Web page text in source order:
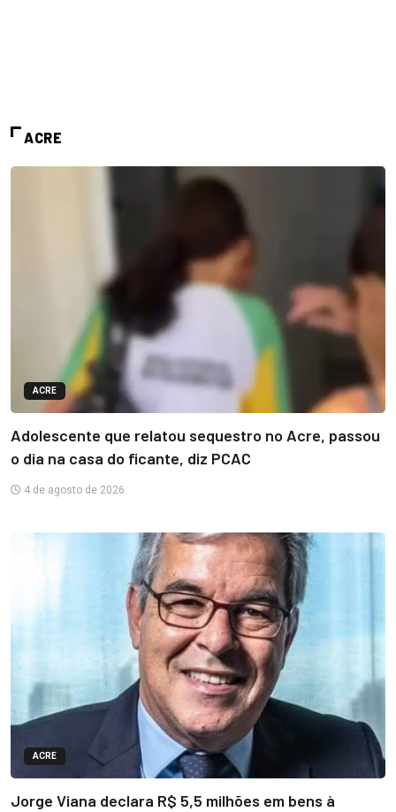
ACRE
ACRE
Adolescente que relatou sequestro no Acre, passou
o dia na casa do ficante, diz PCAC
4 de agosto de 2026
ACRE
Jorge Viana declara R$ 5,5 milhões em bens à